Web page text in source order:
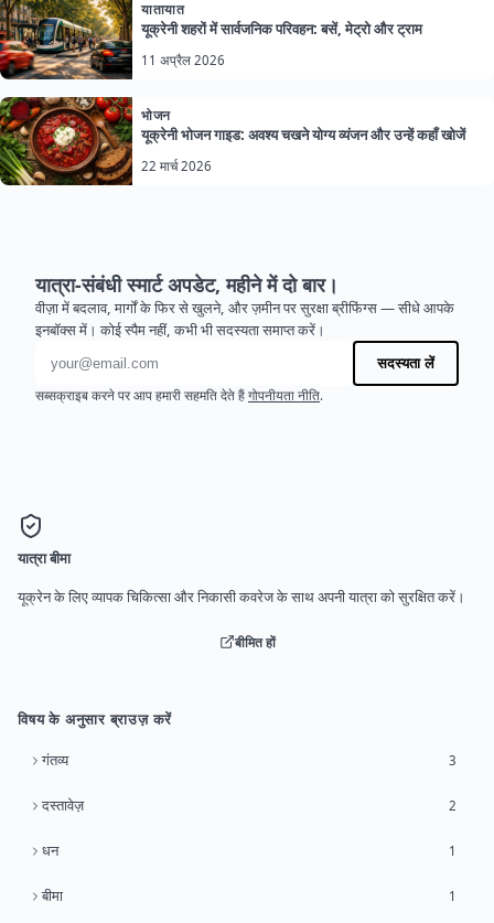
यातायात
यूक्रेनी शहरों में सार्वजनिक परिवहन: बसें, मेट्रो और ट्राम
11 अप्रैल 2026
भोजन
यूक्रेनी भोजन गाइड: अवश्य चखने योग्य व्यंजन और उन्हें कहाँ खोजें
22 मार्च 2026
यात्रा-संबंधी स्मार्ट अपडेट, महीने में दो बार।
वीज़ा में बदलाव, मार्गों के फिर से खुलने, और ज़मीन पर सुरक्षा ब्रीफिंग्स — सीधे आपके
इनबॉक्स में। कोई स्पैम नहीं, कभी भी सदस्यता समाप्त करें।
ईमेल पता
सदस्यता लें
सब्सक्राइब करने पर आप हमारी सहमति देते हैं गोपनीयता नीति.
यात्रा बीमा
यूक्रेन के लिए व्यापक चिकित्सा और निकासी कवरेज के साथ अपनी यात्रा को सुरक्षित करें।
बीमित हों
विषय के अनुसार ब्राउज़ करें
गंतव्य 3
दस्तावेज़ 2
धन 1
बीमा 1